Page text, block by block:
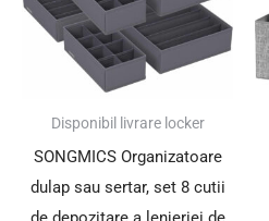
Disponibil livrare locker
SONGMICS Organizatoare
dulap sau sertar, set 8 cutii